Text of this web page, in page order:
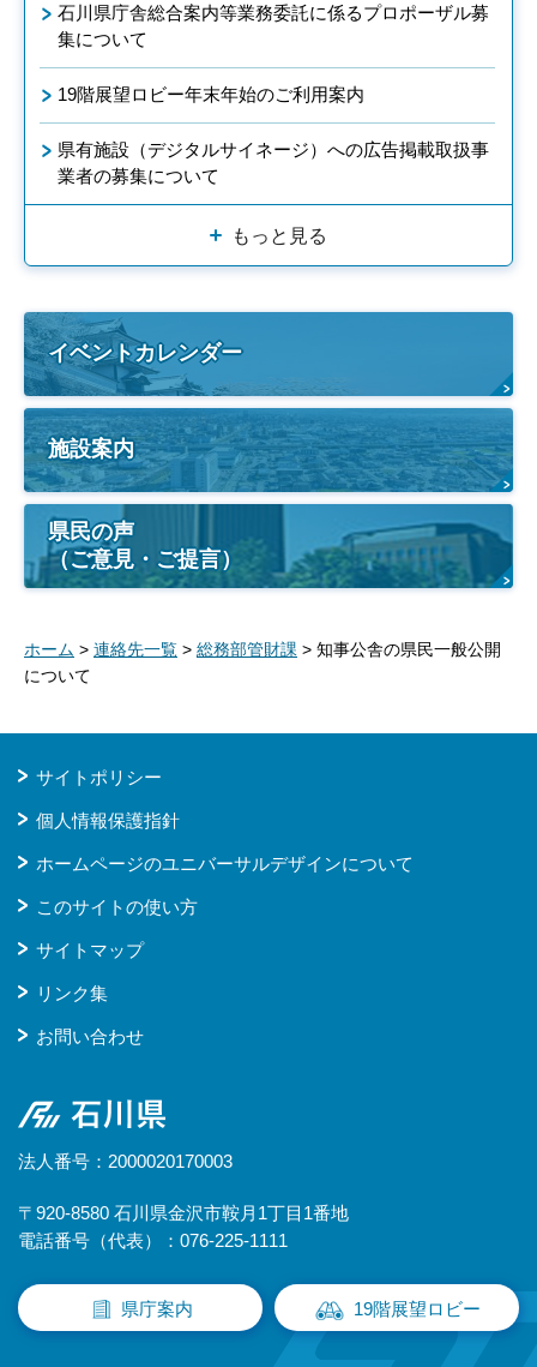
石川県庁舎総合案内等業務委託に係るプロポーザル募
集について
19階展望ロビー年末年始のご利用案内
県有施設（デジタルサイネージ）への広告掲載取扱事
業者の募集について
もっと見る
イベントカレンダー
施設案内
県民の声
（ご意見・ご提言）
ホーム > 連絡先一覧 > 総務部管財課 > 知事公舎の県民一般公開
について
サイトポリシー
個人情報保護指針
ホームページのユニバーサルデザインについて
このサイトの使い方
サイトマップ
リンク集
お問い合わせ
石川県
法人番号：2000020170003
〒920-8580 石川県金沢市鞍月1丁目1番地
電話番号（代表）：076-225-1111
県庁案内 19階展望ロビー